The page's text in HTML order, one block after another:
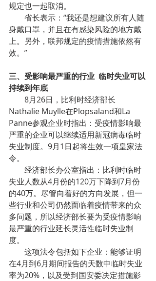
规定也一起取消。
省长表示：“我还是想建议所有人随
身戴口罩，并且在有感染风险的地方戴
上。另外，联邦规定的疫情措施依然有
效。”
三、受影响最严重的行业  临时失业可以
持续到年底
8月26日，比利时经济部长
Nathalie Muylle在Plopsaland和La
Panne参观企业时指出：受疫情影响最
严重的企业可以继续适用新冠病毒临时
失业制度。9月1日起将生效一项皇家法
令。
经济部长办公室指出：比利时临时
失业人数从4月份的120万下降到7月份
的40万。尽管向着好的方向发展，但一
些行业和公司仍然面临着疫情带来的众
多问题，所以经济部长要为受疫情影响
最严重的行业延长灵活性临时失业制
度。
这项法令包括如下企业：能够证明
在4月到6月期间报告的天数中临时失业
率为20%，以及受到国安委决定措施影